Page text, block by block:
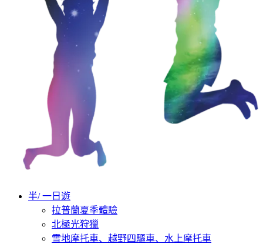
半/ 一日遊
拉普蘭夏季體驗
北極光狩獵
雪地摩托車、越野四驅車、水上摩托車